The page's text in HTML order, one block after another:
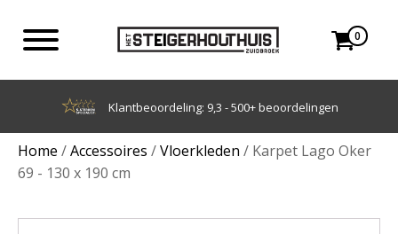
0
Achteraf betalen met Klarna
Home /Accessoires /Vloerkleden / Karpet Lago Oker
69 - 130 x 190 cm